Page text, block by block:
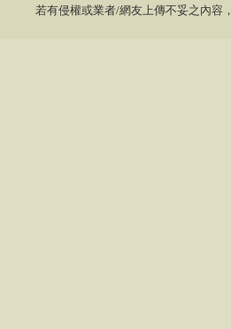
若有侵權或業者/網友上傳不妥之內容，